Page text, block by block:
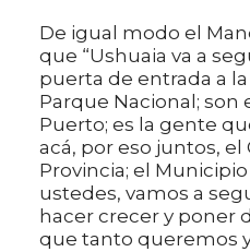
De igual modo el
que “Ushuaia va a
puerta de entrada a la
Parque Nacional; son
Puerto; es la gente
acá, por eso juntos, el
Provincia; el
ustedes, vamos a
hacer crecer y poner
que tanto queremos